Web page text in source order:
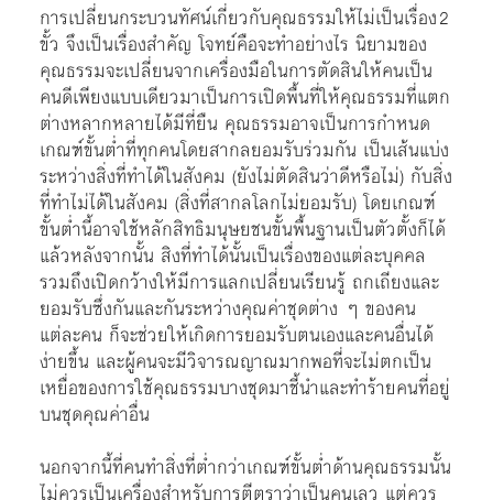
การเปลี่ยนกระบวนทัศน์เกี่ยวกับคุณธรรมให้ไม่เป็นเรื่อง 2
­ขั้ว จึงเป็นเรื่องสำคัญ โจทย์คือจะทำอย่างไร นิยามของ
คุณธรรมจะเปลี่ยนจากเครื่องมือในการตัดสินให้คนเป็น
คนดีเพียงแบบเดียวมาเป็นการเปิดพื้นที่ให้คุณธรรมที่แตก
ต่างหลากหลายได้มีที่ยืน คุณธรรมอาจเป็นการกำหนด
เกณฑ์ขั้นต่ำที่ทุกคนโดยสากลยอมรับร่วมกัน เป็นเส้นแบ่ง
ระหว่างสิ่งที่ทำได้ในสังคม (ยังไม่ตัดสินว่าดีหรือไม่) กับสิ่ง
ที่ทำไม่ได้ในสังคม (สิ่งที่สากลโลกไม่ยอมรับ) โดยเกณฑ์
ขั้นต่ำนี้อาจใช้หลักสิทธิมนุษยชนขั้นพื้นฐานเป็นตัวตั้งก็ได้
แล้วหลังจากนั้น สิงที่ทำได้นั้นเป็นเรื่องของแต่ละบุคคล
รวมถึงเปิดกว้างให้มีการแลกเปลี่ยนเรียนรู้ ถกเถียงและ
ยอมรับซึ่งกันและกันระหว่างคุณค่าชุดต่าง ๆ ของคน
แต่ละคน ก็จะช่วยให้เกิดการยอมรับตนเองและคนอื่นได้
ง่ายขึ้น และผู้คนจะมีวิจารณญาณมากพอที่จะไม่ตกเป็น
เหยื่อของการใช้คุณธรรมบางชุดมาชี้นำและทำร้ายคนที่อยู่
บนชุดคุณค่าอื่น
นอกจากนี้ที่คนทำสิ่งที่ต่ำกว่าเกณฑ์ขั้นต่ำด้านคุณธรรมนั้น
ไม่ควรเป็นเครื่องสำหรับการตีตราว่าเป็นคนเลว แต่ควร